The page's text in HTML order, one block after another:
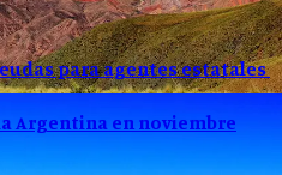
para agentes estatales
Argentina en noviembre